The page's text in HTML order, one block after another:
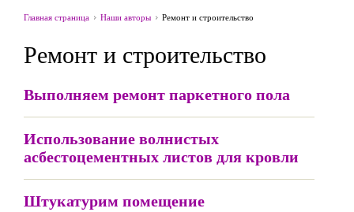
Главная страница Наши авторы Ремонт и строительство
Ремонт и строительство
Выполняем ремонт паркетного пола
Использование волнистых
асбестоцементных листов для кровли
Штукатурим помещение